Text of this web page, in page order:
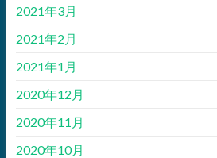
2021年3月
2021年2月
2021年1月
2020年12月
2020年11月
2020年10月